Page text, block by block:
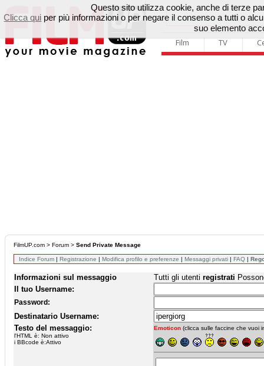
Film TV
FilmUP.com > Forum > Send Private Message
Indice Forum | Registrazione | Modifica profilo e preferenze | Messaggi privati | FAQ |
Informazioni sul messaggio Tutti gli utenti registrati
Il tuo Username:
Password:
Destinatario Username:
Testo del messaggio:
l'HTML è: Non attivo
i BBcode è:Attivo
Emoticon (clicca sulle faccine che vuoi
Questo sito utilizza cookie, anche di terze
Clicca qui per più informazioni o per negare il consenso a tutti o
suo elemento